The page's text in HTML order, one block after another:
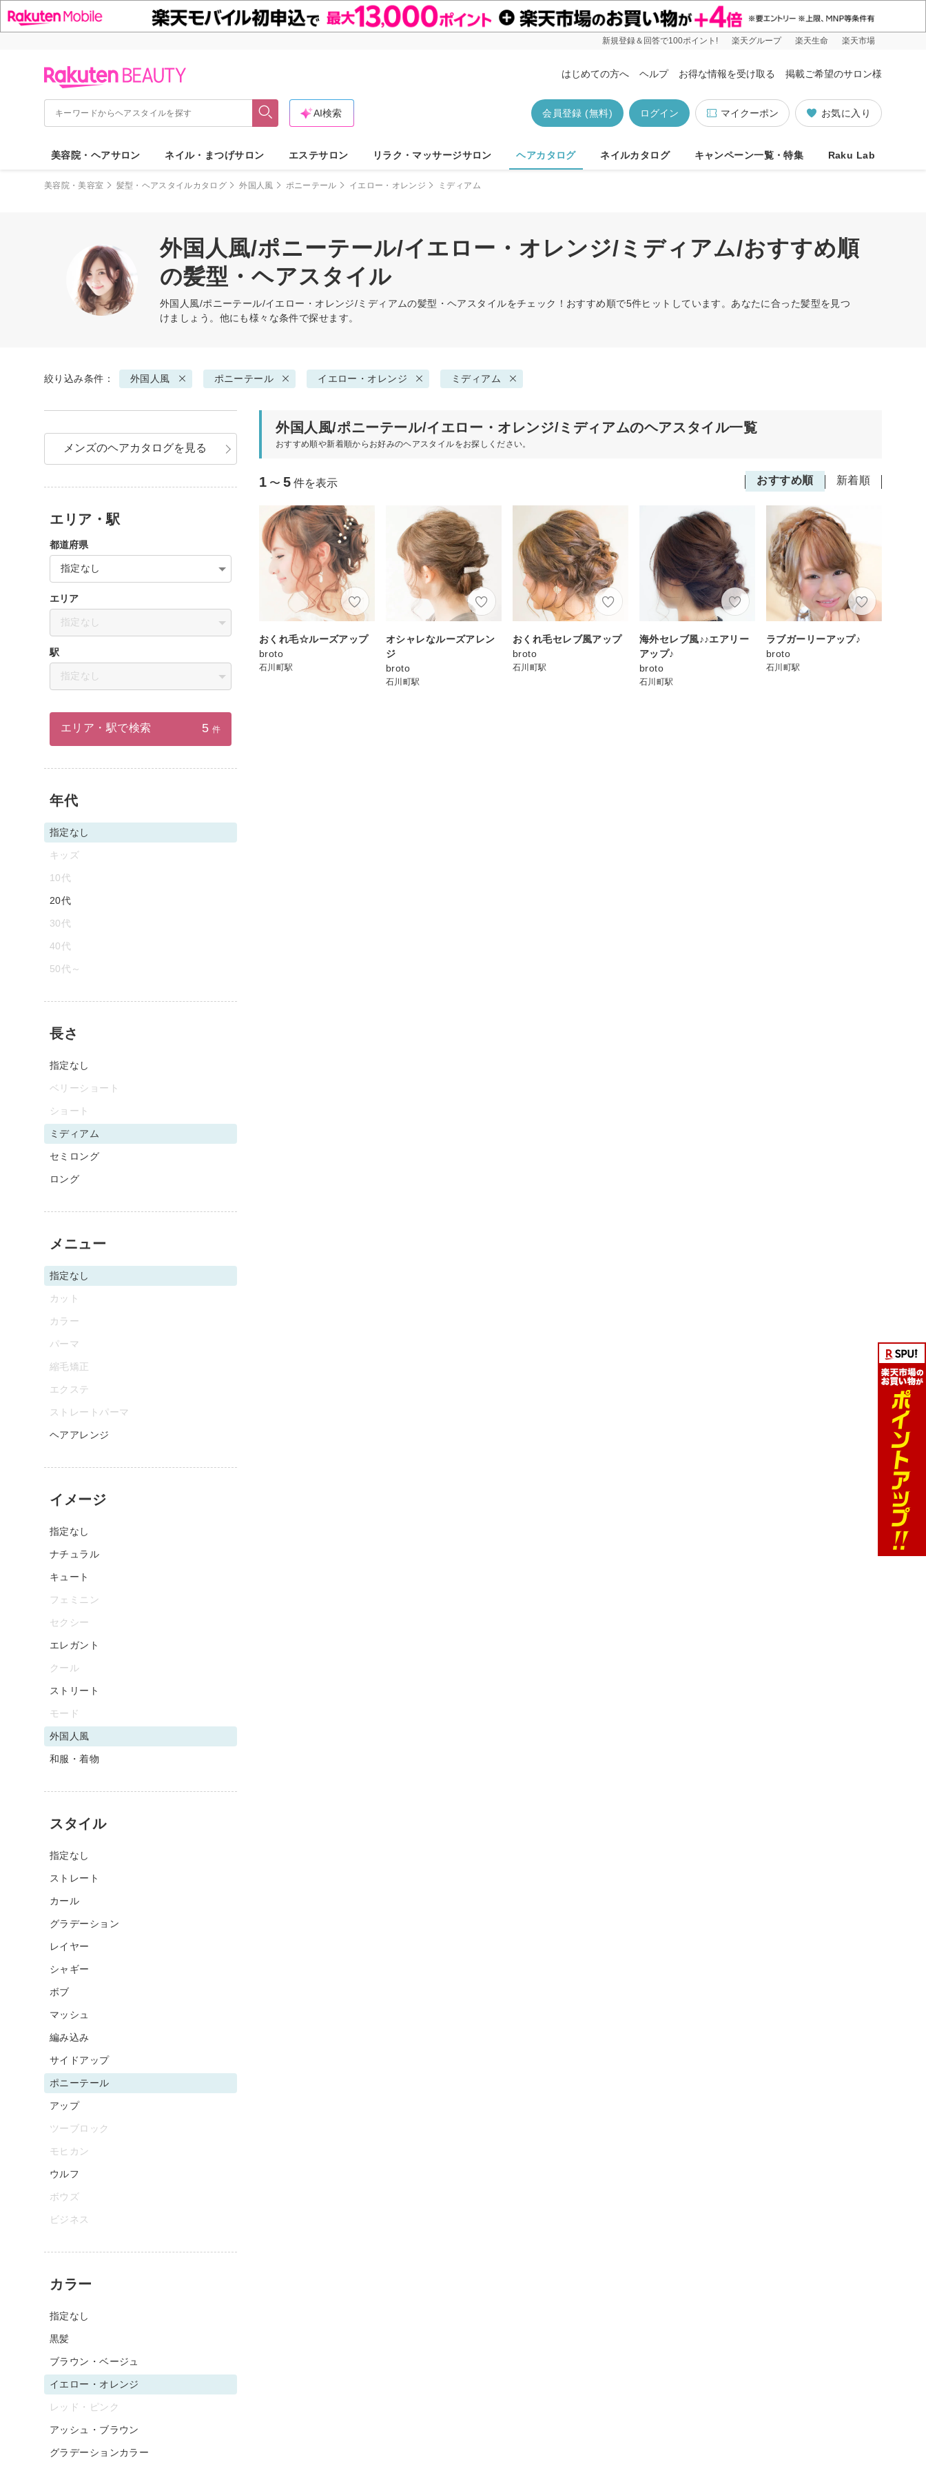
新規登録＆回答で100ポイント! 楽天グループ 楽天生命 楽天市場
はじめての方へ ヘルプ お得な情報を受け取る 掲載ご希望のサロン様
お気に入り
マイクーポン
ログイン
会員登録 (無料)
AI検索
美容院・ヘアサロン ネイル・まつげサロン エステサロン リラク・マッサージサロン ヘアカタログ ネイルカタログ キャンペーン一覧・特集 Raku Lab
美容院・美容室 髪型・ヘアスタイルカタログ 外国人風 ポニーテール イエロー・オレンジ ミディアム
外国人風/ポニーテール/イエロー・オレンジ/ミディアム/おすすめ順
の髪型・ヘアスタイル
外国人風/ポニーテール/イエロー・オレンジ/ミディアムの髪型・ヘアスタイルをチェック！おすすめ順で5件ヒットしています。あなたに合った髪型を見つ
けましょう。他にも様々な条件で探せます。
絞り込み条件： 外国人風 ポニーテール イエロー・オレンジ ミディアム
外国人風/ポニーテール/イエロー・オレンジ/ミディアムのヘアスタイル一覧
おすすめ順や新着順からお好みのヘアスタイルをお探しください。
おすすめ順 新着順
1 〜 5 件を表示
おくれ毛☆ルーズアップ
broto
石川町駅
オシャレなルーズアレン
ジ
broto
石川町駅
おくれ毛セレブ風アップ
broto
石川町駅
海外セレブ風♪♪エアリー
アップ♪
broto
石川町駅
ラブガーリーアップ♪
broto
石川町駅
メンズのヘアカタログを見る
エリア・駅
都道府県
指定なし
エリア
指定なし
駅
指定なし
エリア・駅で検索 5 件
年代
指定なし
キッズ
10代
20代
30代
40代
50代～
長さ
指定なし
ベリーショート
ショート
ミディアム
セミロング
ロング
メニュー
指定なし
カット
カラー
パーマ
縮毛矯正
エクステ
ストレートパーマ
ヘアアレンジ
イメージ
指定なし
ナチュラル
キュート
フェミニン
セクシー
エレガント
クール
ストリート
モード
外国人風
和服・着物
スタイル
指定なし
ストレート
カール
グラデーション
レイヤー
シャギー
ボブ
マッシュ
編み込み
サイドアップ
ポニーテール
アップ
ツーブロック
モヒカン
ウルフ
ボウズ
ビジネス
カラー
指定なし
黒髪
ブラウン・ベージュ
イエロー・オレンジ
レッド・ピンク
アッシュ・ブラウン
グラデーションカラー